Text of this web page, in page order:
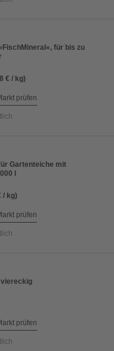
für bis zu
€ / kg)
prüfen
Gartenteiche mit
l
/ kg)
prüfen
viereckig
prüfen